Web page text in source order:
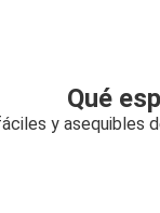
Qué
y asequibles